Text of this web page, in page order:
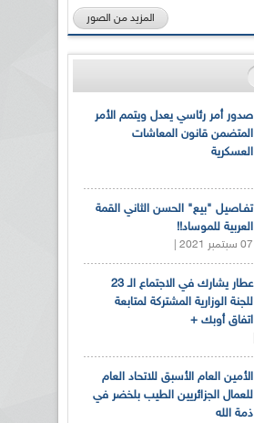
المزيد من الصور
صدور أمر رئاسي يعدل ويتمم الأمر
المتضمن قانون المعاشات
العسكرية
تفـاصيل "بيع" الحسن الثاني القمة
العربية للموساد!!
07 سبتمبر 2021 |
عطار يشارك في الاجتماع الـ 23
للجنة الوزارية المشتركة لمتابعة
اتفاق أوبك +
الأمين العام الأسبق للاتحاد العام
للعمال الجزائريين الطيب بلخضر في
ذمة الله